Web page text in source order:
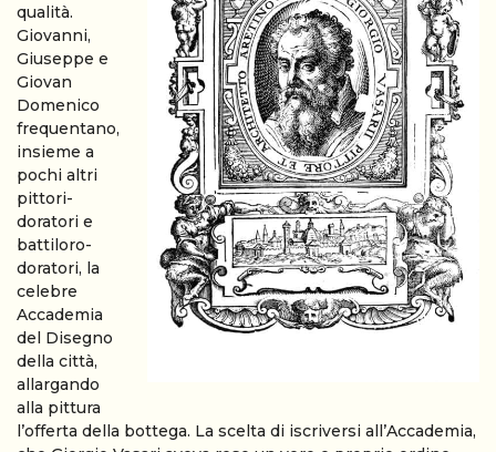
qualità.
Giovanni,
Giuseppe e
Giovan
Domenico
frequentano,
insieme a
pochi altri
pittori-
doratori e
battiloro-
doratori, la
celebre
Accademia
del Disegno
della città,
allargando
alla pittura
l’offerta della bottega. La scelta di iscriversi all’Accademia,